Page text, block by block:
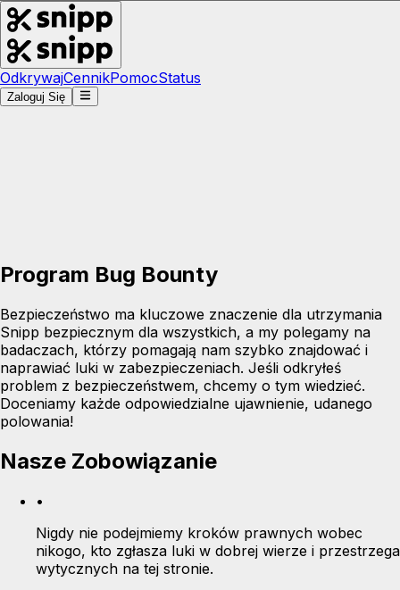
OdkrywajCennikPomocStatus
Zaloguj Się
Program Bug Bounty
Bezpieczeństwo ma kluczowe znaczenie dla utrzymania
Snipp bezpiecznym dla wszystkich, a my polegamy na
badaczach, którzy pomagają nam szybko znajdować i
naprawiać luki w zabezpieczeniach. Jeśli odkryłeś
problem z bezpieczeństwem, chcemy o tym wiedzieć.
Doceniamy każde odpowiedzialne ujawnienie, udanego
polowania!
Nasze Zobowiązanie
•
Nigdy nie podejmiemy kroków prawnych wobec
nikogo, kto zgłasza luki w dobrej wierze i przestrzega
wytycznych na tej stronie.